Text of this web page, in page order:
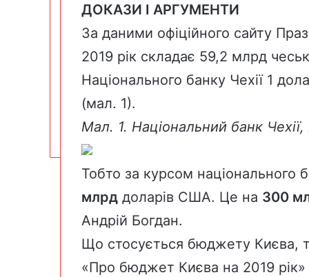
ДОКАЗИ І АРГУМЕНТИ
За даними офіційного сайту
2019 рік складає 59,2 млрд
Національного банку Чехії 1
(мал. 1).
Мал. 1. Національний банк
Тобто за курсом національного
млрд доларів США. Це на 300
Андрій Богдан.
Що стосується бюджету Києва,
«Про бюджет Києва на 2019 рік»